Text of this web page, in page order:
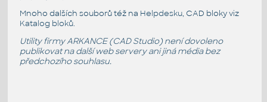
Mnoho dalších souborů též na Helpdesku, CAD bloky viz
Katalog bloků.
Utility firmy ARKANCE (CAD Studio) není dovoleno
publikovat na další web servery ani jiná média bez
předchozího souhlasu.